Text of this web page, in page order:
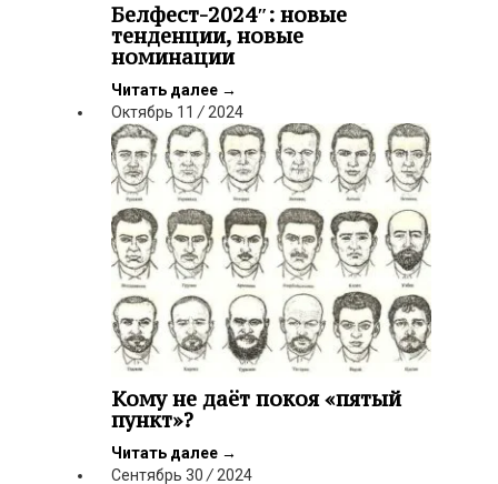
Белфест-2024″: новые
тенденции, новые
номинации
Читать далее →
Октябрь 11/2024
Кому не даёт покоя «пятый
пункт»?
Читать далее →
Сентябрь 30 / 2024